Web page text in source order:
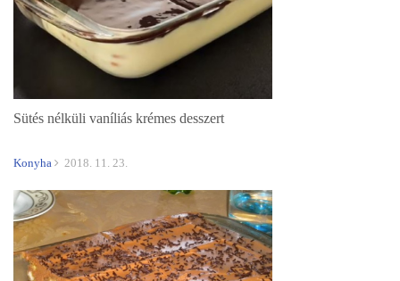
Sütés nélküli vaníliás krémes desszert
Konyha 2018. 11. 23.